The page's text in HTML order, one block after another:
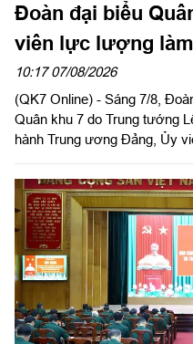
Đoàn đại biểu
viên lực lượng
viên Lê Thị Riêng
10:17 07/08/2026
(QK7 Online) - Sáng 7/8,
Quân khu 7 do Trung tướng
hành Trung ương Đảng, Ủy
hoa, dâng hương tưởng
hùng liệt sĩ và thăm, động
công viên Lê Thị Riêng,